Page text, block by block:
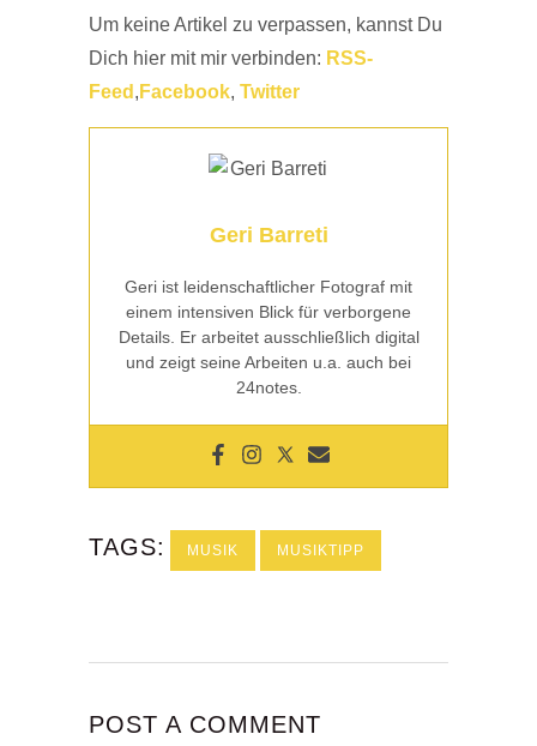
Um keine Artikel zu verpassen, kannst Du
Dich hier mit mir verbinden: RSS-
Feed , Facebook, Twitter
Geri Barreti
Geri ist leidenschaftlicher Fotograf mit
einem intensiven Blick für verborgene
Details. Er arbeitet ausschließlich digital
und zeigt seine Arbeiten u.a. auch bei
24notes.
TAGS: MUSIK MUSIKTIPP
POST A COMMENT